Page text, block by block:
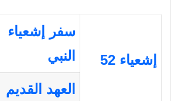
إشعياء 52
سفر إشعياء
النبي
العهد القديم